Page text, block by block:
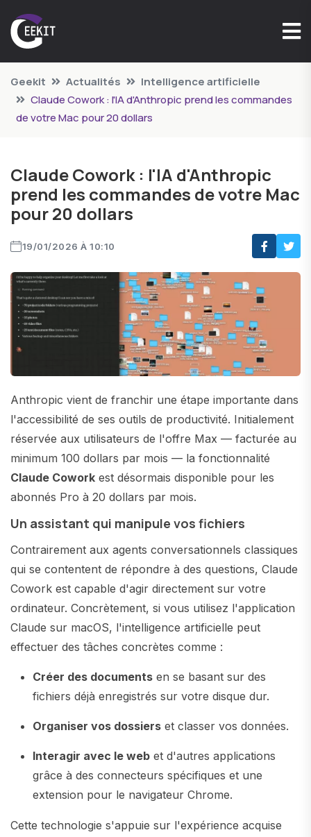
Geekit Actualités
Intelligence artificielle
Claude Cowork : l'IA d'Anthropic prend les commandes
de votre Mac pour 20 dollars
Claude Cowork : l'IA d'Anthropic
prend les commandes de votre Mac
pour 20 dollars
19/01/2026 À 10:10
Anthropic vient de franchir une étape importante dans
l'accessibilité de ses outils de productivité. Initialement
réservée aux utilisateurs de l'offre Max — facturée au
minimum 100 dollars par mois — la fonctionnalité
Claude Cowork est désormais disponible pour les
abonnés Pro à 20 dollars par mois.
Un assistant qui manipule vos fichiers
Contrairement aux agents conversationnels classiques
qui se contentent de répondre à des questions, Claude
Cowork est capable d'agir directement sur votre
ordinateur. Concrètement, si vous utilisez l'application
Claude sur macOS, l'intelligence artificielle peut
effectuer des tâches concrètes comme :
Créer des documents en se basant sur des
fichiers déjà enregistrés sur votre disque dur.
Organiser vos dossiers et classer vos données.
Interagir avec le web et d'autres applications
grâce à des connecteurs spécifiques et une
extension pour le navigateur Chrome.
Cette technologie s'appuie sur l'expérience acquise